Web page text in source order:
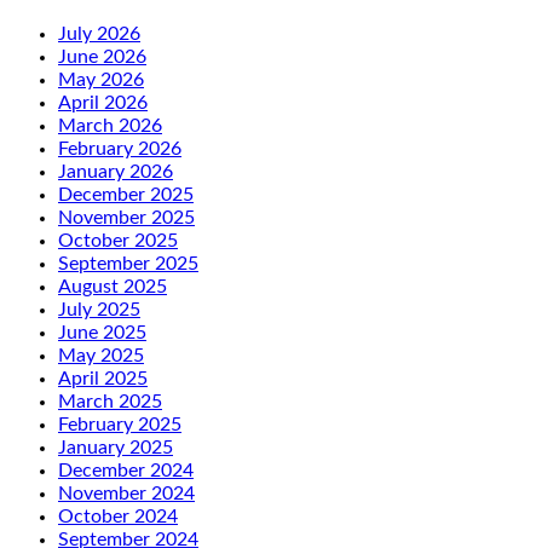
July 2026
June 2026
May 2026
April 2026
March 2026
February 2026
January 2026
December 2025
November 2025
October 2025
September 2025
August 2025
July 2025
June 2025
May 2025
April 2025
March 2025
February 2025
January 2025
December 2024
November 2024
October 2024
September 2024